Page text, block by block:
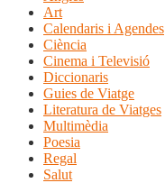
Art
Calendaris i Agendes
Ciència
Cinema i Televisió
Diccionaris
Guies de Viatge
Literatura de Viatges
Multimèdia
Poesia
Regal
Salut